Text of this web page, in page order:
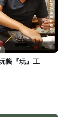
藝『玩』工